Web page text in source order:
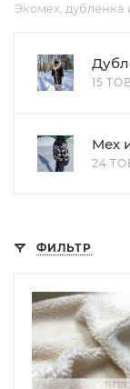
Экомех, дубленка
15
Мех
24
ФИЛЬТР